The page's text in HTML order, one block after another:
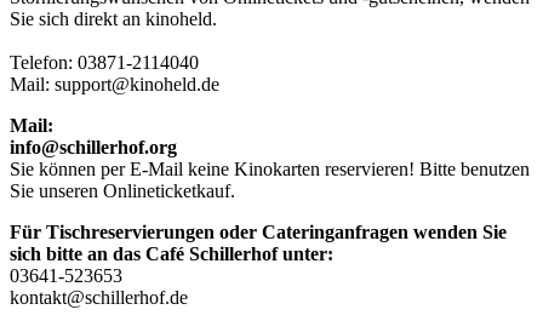
Sie sich direkt an kinoheld.
Telefon: 03871-2114040
Mail: support@kinoheld.de
Mail:
info@schillerhof.org
Sie können per E-Mail keine Kinokarten reservieren! Bitte benutzen
Sie unseren Onlineticketkauf.
Für Tischreservierungen oder Cateringanfragen wenden Sie
sich bitte an das Café Schillerhof unter:
03641-523653
kontakt@schillerhof.de